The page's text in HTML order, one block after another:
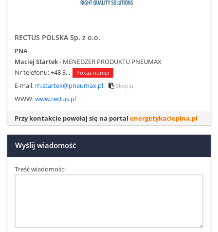
RECTUS POLSKA Sp. z o.o.
PNA
Maciej Startek- MENEDŻER PRODUKTU PNEUMAX
Nr telefonu:+48 3... Pokaż numer
E-mail: m.startek@pneumax.pl Skopiuj
WWW:www.rectus.pl
Przy kontakcie powołaj się na portal energetykacieplna.pl
Wyślij wiadomość
Treść wiadomości